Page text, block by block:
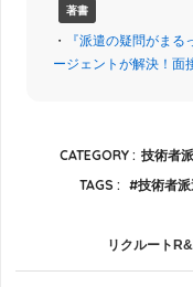
著書
・ 『派遣の疑問がまる
ージェントが解決！面
CATEGORY : 技術者
TAGS :
技術者
リクルート